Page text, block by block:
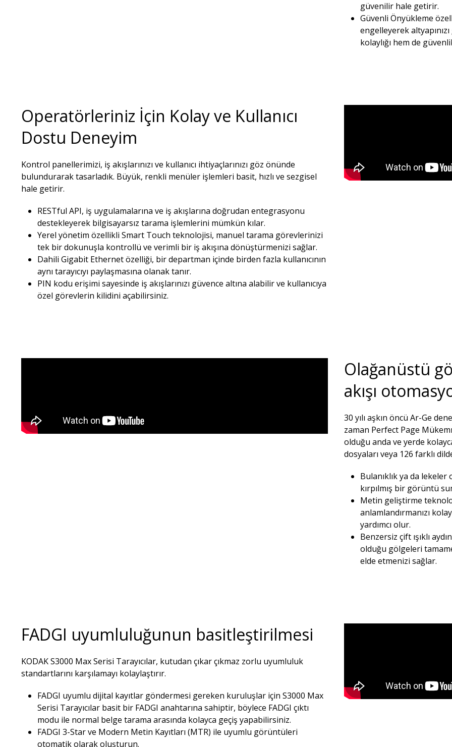
güvenilir hale getirir.​
Güvenli Önyükleme
engelleyerek
kolaylığı hem de
Operatörleriniz İçin Kolay ve Kullanıcı
Dostu Deneyim​
Kontrol panellerimizi, iş akışlarınızı ve kullanıcı ihtiyaçlarınızı göz önünde
bulundurarak tasarladık. Büyük, renkli menüler işlemleri basit, hızlı ve sezgisel
hale getirir.​
RESTful API, iş uygulamalarına ve iş akışlarına doğrudan entegrasyonu
destekleyerek bilgisayarsız tarama işlemlerini mümkün kılar.​
Yerel yönetim özellikli Smart Touch teknolojisi, manuel tarama görevlerinizi
tek bir dokunuşla kontrollü ve verimli bir iş akışına dönüştürmenizi sağlar.​
Dahili Gigabit Ethernet özelliği, bir departman içinde birden fazla kullanıcının
aynı tarayıcıyı paylaşmasına olanak tanır.​
PIN kodu erişimi sayesinde iş akışlarınızı güvence altına alabilir ve kullanıcıya
özel görevlerin kilidini açabilirsiniz.​
Olağanüstü
akışı
30 yılı aşkın öncü Ar-Ge
zaman Perfect Page
olduğu anda ve yerde
dosyaları veya 126 farklı
Bulanıklık ya da
kırpılmış bir görüntü
Metin geliştirme
anlamlandırmanızı
yardımcı olur.​
Benzersiz çift ışıklı
olduğu gölgeleri
elde etmenizi sağlar.​
FADGI uyumluluğunun basitleştirilmesi
KODAK S3000 Max Serisi Tarayıcılar, kutudan çıkar çıkmaz zorlu uyumluluk
standartlarını karşılamayı kolaylaştırır.
FADGI uyumlu dijital kayıtlar göndermesi gereken kuruluşlar için S3000 Max
Serisi Tarayıcılar basit bir FADGI anahtarına sahiptir, böylece FADGI çıktı
modu ile normal belge tarama arasında kolayca geçiş yapabilirsiniz.
FADGI 3-Star ve Modern Metin Kayıtları (MTR) ile uyumlu görüntüleri
otomatik olarak oluşturun.